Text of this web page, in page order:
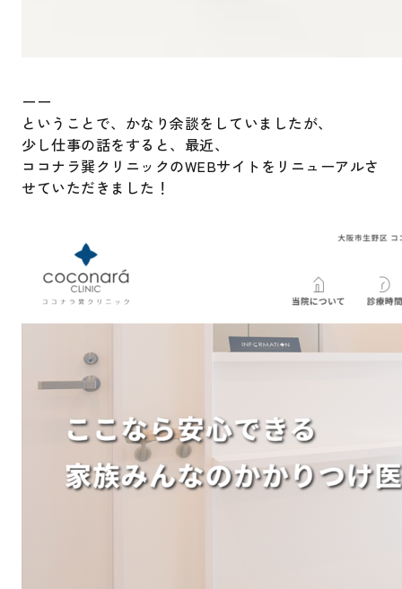
ーー
ということで、かなり余談をしていましたが、
少し仕事の話をすると、最近、
ココナラ巽クリニックのWEBサイトをリニューアルさ
せていただきました！